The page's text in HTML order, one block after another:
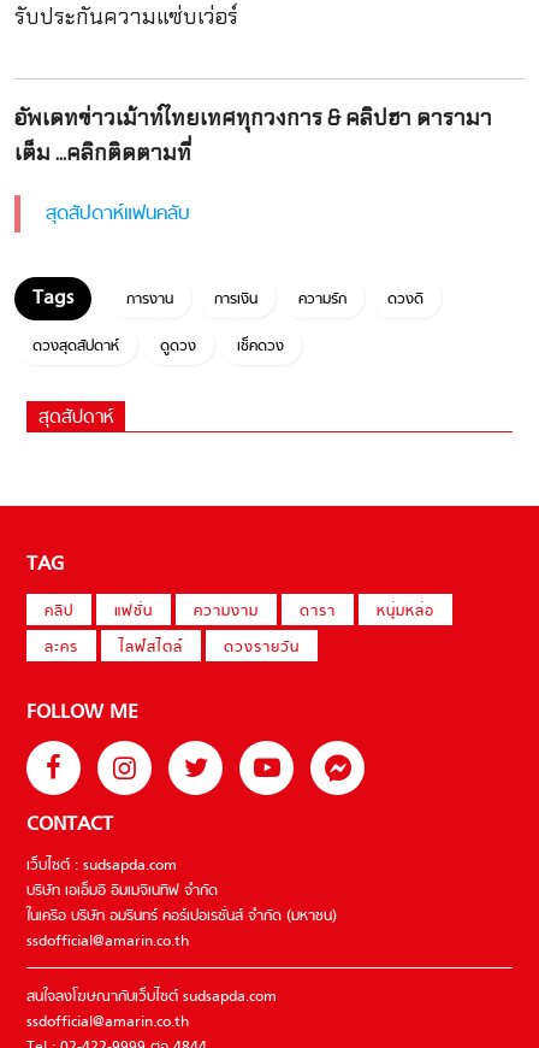
รับประกันความแซ่บเว่อร์
อัพเดทข่าวเม้าท์ไทยเทศทุกวงการ & คลิปฮา ดารามา
เต็ม ...คลิกติดตามที่
สุดสัปดาห์แฟนคลับ
การงาน การเงิน ความรัก
ดวงดี
ดวงสุดสัปดาห์
ดูดวง เช็คดวง
สุดสัปดาห์
TAG
คลิป แฟชั่น ความงาม ดารา
หนุ่มหล่อ
ละคร
ไลฟ์สไตล์ ดวงรายวัน
FOLLOW ME
CONTACT
เว็บไซต์ : sudsapda.com
บริษัท เอเอ็มอี อิมเมจิเนทีฟ จำกัด
ในเครือ บริษัท อมรินทร์ คอร์เปอเรชั่นส์ จำกัด (มหาชน)
ssdofficial@amarin.co.th
สนใจลงโฆษณากับเว็บไซต์ sudsapda.com
ssdofficial@amarin.co.th